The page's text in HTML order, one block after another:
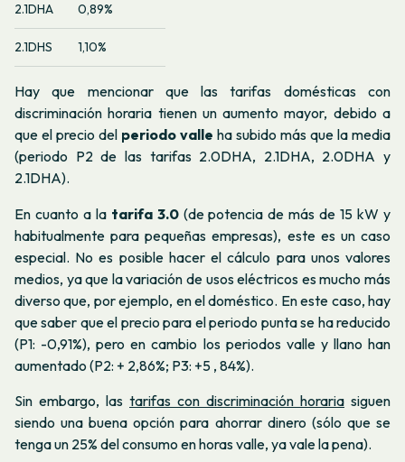
2.1DHA 0,89%
2.1DHS 1,10%
Hay que mencionar que las tarifas domésticas con
discriminación horaria tienen un aumento mayor, debido a
que el precio del periodo valle ha subido más que la media
(periodo P2 de las tarifas 2.0DHA, 2.1DHA, 2.0DHA y
2.1DHA).
En cuanto a la tarifa 3.0(de potencia de más de 15 kW y
habitualmente para pequeñas empresas), este es un caso
especial. No es posible hacer el cálculo para unos valores
medios, ya que la variación de usos eléctricos es mucho más
diverso que, por ejemplo, en el doméstico. En este caso, hay
que saber que el precio para el periodo punta se ha reducido
(P1: -0,91%), pero en cambio los periodos valle y llano han
aumentado (P2: + 2,86%; P3: +5 , 84%).
Sin embargo, las tarifas con discriminación horaria siguen
siendo una buena opción para ahorrar dinero (sólo que se
tenga un 25% del consumo en horas valle, ya vale la pena).